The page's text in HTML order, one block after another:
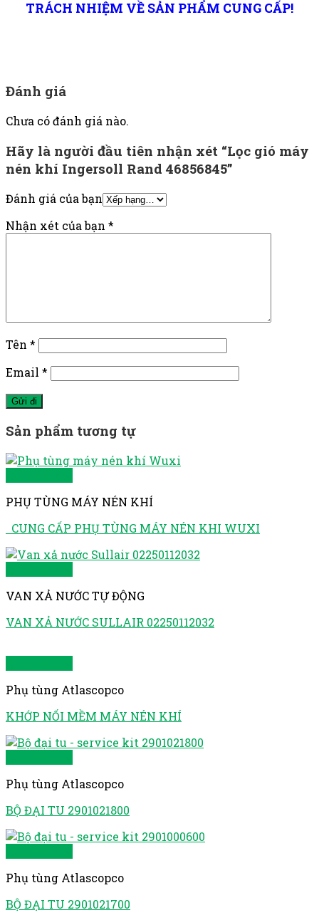
TRÁCH NHIỆM VỀ SẢN PHẨM CUNG CẤP!
Đánh giá
Chưa có đánh giá nào.
Hãy là người đầu tiên nhận xét “Lọc gió máy
nén khí Ingersoll Rand 46856845”
Đánh giá của bạn
Nhận xét của bạn *
Tên *
Email *
Sản phẩm tương tự
PHỤ TÙNG MÁY NÉN KHÍ
CUNG CẤP PHỤ TÙNG MÁY NÉN KHI WUXI
VAN XẢ NƯỚC TỰ ĐỘNG
VAN XẢ NƯỚC SULLAIR 02250112032
Phụ tùng Atlascopco
KHỚP NỐI MỀM MÁY NÉN KHÍ
Phụ tùng Atlascopco
BỘ ĐẠI TU 2901021800
Phụ tùng Atlascopco
BỘ ĐẠI TU 2901021700